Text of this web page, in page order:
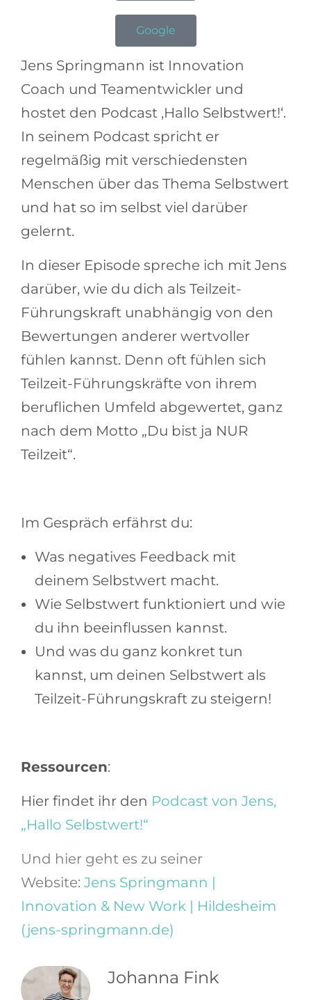
Google
Jens Springmann ist Innovation
Coach und Teamentwickler und
hostet den Podcast ‚Hallo Selbstwert!‘.
In seinem Podcast spricht er
regelmäßig mit verschiedensten
Menschen über das Thema Selbstwert
und hat so im selbst viel darüber
gelernt.
In dieser Episode spreche ich mit Jens
darüber, wie du dich als Teilzeit-
Führungskraft unabhängig von den
Bewertungen anderer wertvoller
fühlen kannst. Denn oft fühlen sich
Teilzeit-Führungskräfte von ihrem
beruflichen Umfeld abgewertet, ganz
nach dem Motto „Du bist ja NUR
Teilzeit“.
Im Gespräch erfährst du:
Was negatives Feedback mit
deinem Selbstwert macht.
Wie Selbstwert funktioniert und wie
du ihn beeinflussen kannst.
Und was du ganz konkret tun
kannst, um deinen Selbstwert als
Teilzeit-Führungskraft zu steigern!
Ressourcen:
Hier findet ihr den Podcast von Jens,
„Hallo Selbstwert!“
Und hier geht es zu seiner
Website: Jens Springmann |
Innovation & New Work | Hildesheim
(jens-springmann.de)
Johanna Fink